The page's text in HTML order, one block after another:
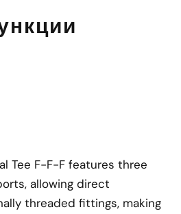
Tee F-F-F features three
allowing direct
threaded fittings, making